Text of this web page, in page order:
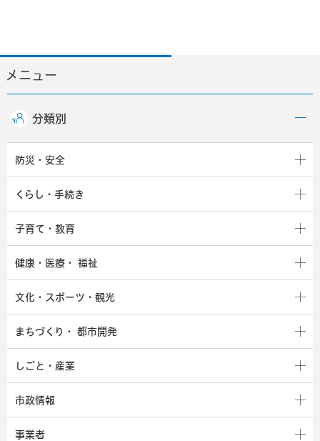
メニュー
分類別
防災・安全
くらし・手続き
子育て・教育
健康・医療・ 福祉
文化・スポーツ・観光
まちづくり・ 都市開発
しごと・産業
市政情報
事業者